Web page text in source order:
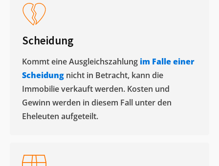
Scheidung
Kommt eine Ausgleichszahlung im Falle einer
Scheidung nicht in Betracht, kann die
Immobilie verkauft werden. Kosten und
Gewinn werden in diesem Fall unter den
Eheleuten aufgeteilt.​